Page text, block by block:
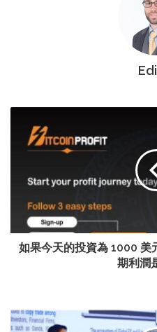
如果今天的投資為 1000 美
期利潤